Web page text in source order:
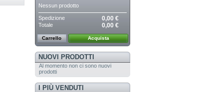
Nessun prodotto
Spedizione 0,00 €
Totale 0,00 €
Carrello Acquista
NUOVI PRODOTTI
Al momento non ci sono nuovi
prodotti
I PIÙ VENDUTI